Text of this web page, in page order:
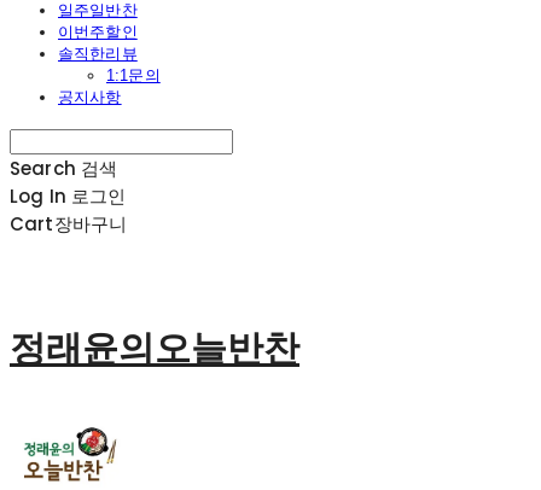
일주일반찬
이번주할인
솔직한리뷰
1:1문의
공지사항
Search 검색
Log In 로그인
Cart장바구니
정래윤의오늘반찬